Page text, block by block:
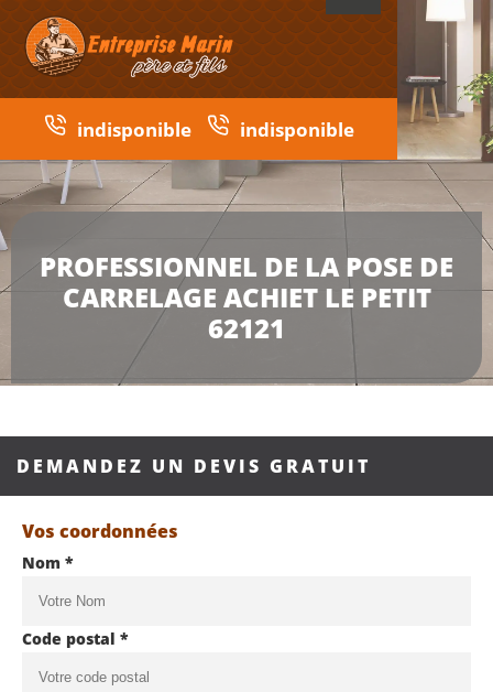
indisponible indisponible
PROFESSIONNEL DE LA POSE DE
CARRELAGE ACHIET LE PETIT
62121
DEMANDEZ UN DEVIS GRATUIT
Vos coordonnées
Nom *
Code postal *